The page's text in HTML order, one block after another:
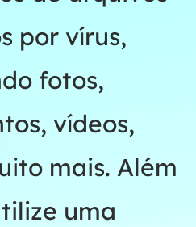
por vírus,
fotos,
vídeos,
mais. Além
uma